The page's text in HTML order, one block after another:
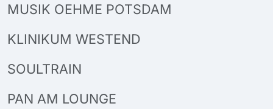
MUSIK OEHME POTSDAM
KLINIKUM WESTEND
SOULTRAIN
PAN AM LOUNGE